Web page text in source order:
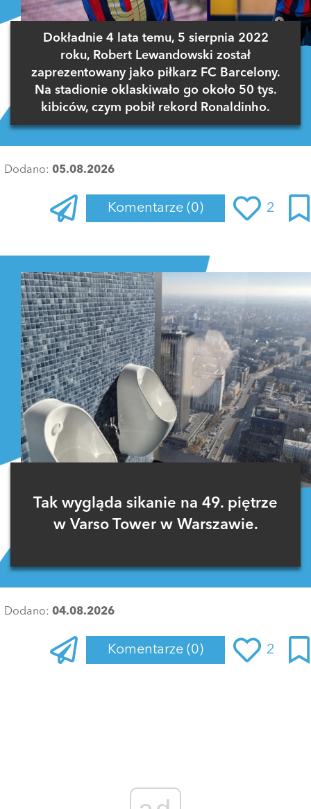
Dokładnie 4 lata temu, 5 sierpnia 2022
roku, Robert Lewandowski został
zaprezentowany jako piłkarz FC Barcelony.
Na stadionie oklaskiwało go około 50 tys.
kibiców, czym pobił rekord Ronaldinho.
Dodano: 05.08.2026
Komentarze (0) 2
Tak wygląda sikanie na 49. piętrze
w Varso Tower w Warszawie.
Dodano: 04.08.2026
Komentarze (0) 2